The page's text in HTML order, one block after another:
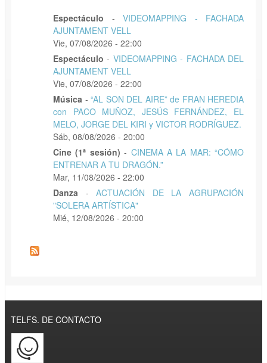
Espectáculo - VIDEOMAPPING - FACHADA
AJUNTAMENT VELL
Vie, 07/08/2026 - 22:00
Espectáculo - VIDEOMAPPING - FACHADA DEL
AJUNTAMENT VELL
Vie, 07/08/2026 - 22:00
Música - “AL SON DEL AIRE” de FRAN HEREDIA
con PACO MUÑOZ, JESÚS FERNÁNDEZ, EL
MELO, JORGE DEL KIRI y VICTOR RODRÍGUEZ.
Sáb, 08/08/2026 - 20:00
Cine (1ª sesión) - CINEMA A LA MAR: “CÓMO
ENTRENAR A TU DRAGÓN.”
Mar, 11/08/2026 - 22:00
Danza
-ACTUACIÓN DE LA AGRUPACIÓN
"SOLERA ARTÍSTICA"
Mié, 12/08/2026 - 20:00
TELFS. DE CONTACTO